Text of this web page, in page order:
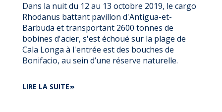
Dans la nuit du 12 au 13 octobre 2019, le cargo
Rhodanus battant pavillon d'Antigua-et-
Barbuda et transportant 2600 tonnes de
bobines d'acier, s'est échoué sur la plage de
Cala Longa à l'entrée est des bouches de
Bonifacio, au sein d’une réserve naturelle.
LIRE LA SUITEDE